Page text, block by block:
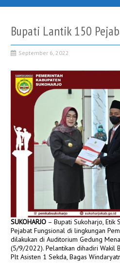
Bupati Lantik 150
September 6, 2022
SUKOHARJO – Bupati Sukoharjo, Etik
Pejabat Fungsional di lingkungan
dilakukan di Auditorium Gedung
(5/9/2022). Pelantikan dihadiri Wakil
Plt Asisten 1 Sekda, Bagas